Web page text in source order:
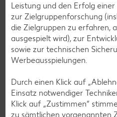
Lamm-Rezepte
Grill-Rezepte
Muffin-Rezepte
Schokokuchen-Rezepte
Torten-Rezepte
Leistung und den Erfolg
zur Zielgruppenforschung
die Zielgruppen zu erfahren,
ausgespielt wird), zur
sowie zur technischen
Werbeausspielungen.
Durch einen Klick auf
Einsatz notwendiger
Klick auf „Zustimmen“
zu sämtlichen vorgenannten